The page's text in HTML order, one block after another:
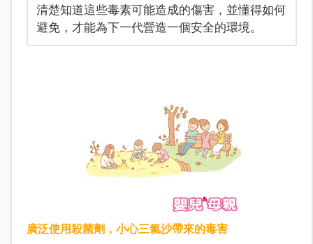
清楚知道這些毒素可能造成的傷害，並懂得如何
避免，才能為下一代營造一個安全的環境。
廣泛使用殺菌劑，小心三氯沙帶來的毒害